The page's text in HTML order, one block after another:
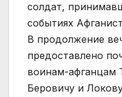
солдат,
событиях
В продолжение
предоставлено
воинам-афганцам
Беровичу и